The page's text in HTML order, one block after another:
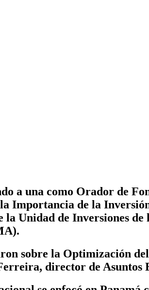
a una como Orador de
Importancia de la
la Unidad de Inversiones
sobre la Optimización
director de Asuntos